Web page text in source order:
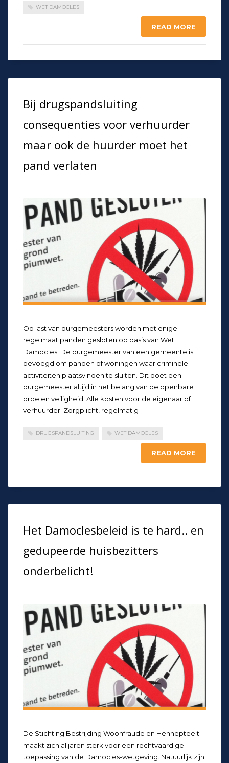
WET DAMOCLES
READ MORE
Bij drugspandsluiting
consequenties voor verhuurder
maar ook de huurder moet het
pand verlaten
Op last van burgemeesters worden met enige
regelmaat panden gesloten op basis van Wet
Damocles. De burgemeester van een gemeente is
bevoegd om panden of woningen waar criminele
activiteiten plaatsvinden te sluiten. Dit doet een
burgemeester altijd in het belang van de openbare
orde en veiligheid. Alle kosten voor de eigenaar of
verhuurder. Zorgplicht, regelmatig
DRUGSPANDSLUITING WET DAMOCLES
READ MORE
Het Damoclesbeleid is te hard.. en
gedupeerde huisbezitters
onderbelicht!
De Stichting Bestrijding Woonfraude en Hennepteelt
maakt zich al jaren sterk voor een rechtvaardige
toepassing van de Damocles-wetgeving. Natuurlijk zijn